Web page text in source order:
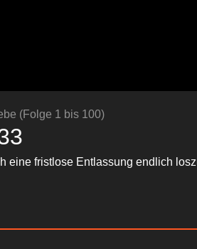
(Folge 1 bis 100)
eine fristlose Entlassung endlich